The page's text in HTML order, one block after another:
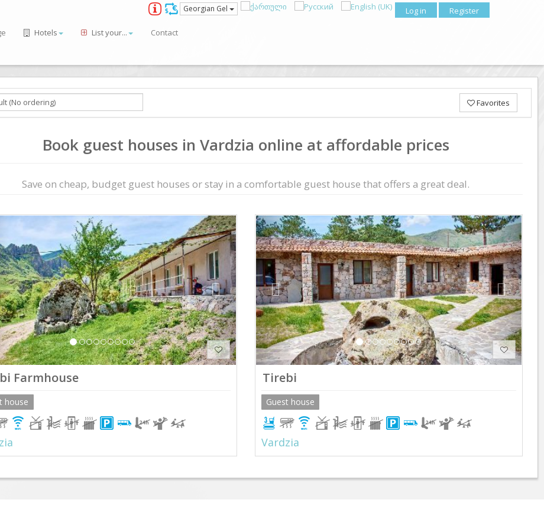
Log in Register
Georgian Gel
Hotels List your... Contact
Favorites
Book guest houses in Vardzia online at affordable prices
Save on сheap, budget guest houses or stay in a comfortable guest house that offers a great deal.
Next
Farmhouse
house
Previous Next
Tirebi
Guest house
Vardzia